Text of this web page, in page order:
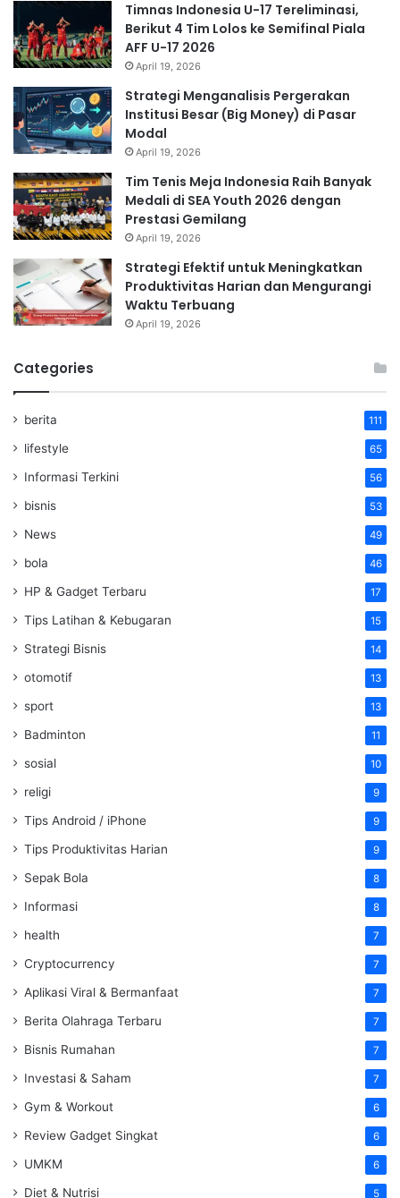
Timnas Indonesia U-17 Tereliminasi,
Berikut 4 Tim Lolos ke Semifinal Piala
AFF U-17 2026
April 19, 2026
Strategi Menganalisis Pergerakan
Institusi Besar (Big Money) di Pasar
Modal
April 19, 2026
Tim Tenis Meja Indonesia Raih Banyak
Medali di SEA Youth 2026 dengan
Prestasi Gemilang
April 19, 2026
Strategi Efektif untuk Meningkatkan
Produktivitas Harian dan Mengurangi
Waktu Terbuang
April 19, 2026
Categories
berita 111
lifestyle 65
Informasi Terkini 56
bisnis 53
News 49
bola 46
HP & Gadget Terbaru 17
Tips Latihan & Kebugaran 15
Strategi Bisnis 14
otomotif 13
sport 13
Badminton 11
sosial 10
religi 9
Tips Android / iPhone 9
Tips Produktivitas Harian 9
Sepak Bola 8
Informasi 8
health 7
Cryptocurrency 7
Aplikasi Viral & Bermanfaat 7
Berita Olahraga Terbaru 7
Bisnis Rumahan 7
Investasi & Saham 7
Gym & Workout 6
Review Gadget Singkat 6
UMKM 6
Diet & Nutrisi 5